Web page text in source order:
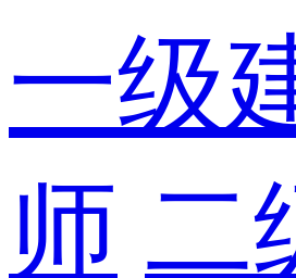
一级
师 二